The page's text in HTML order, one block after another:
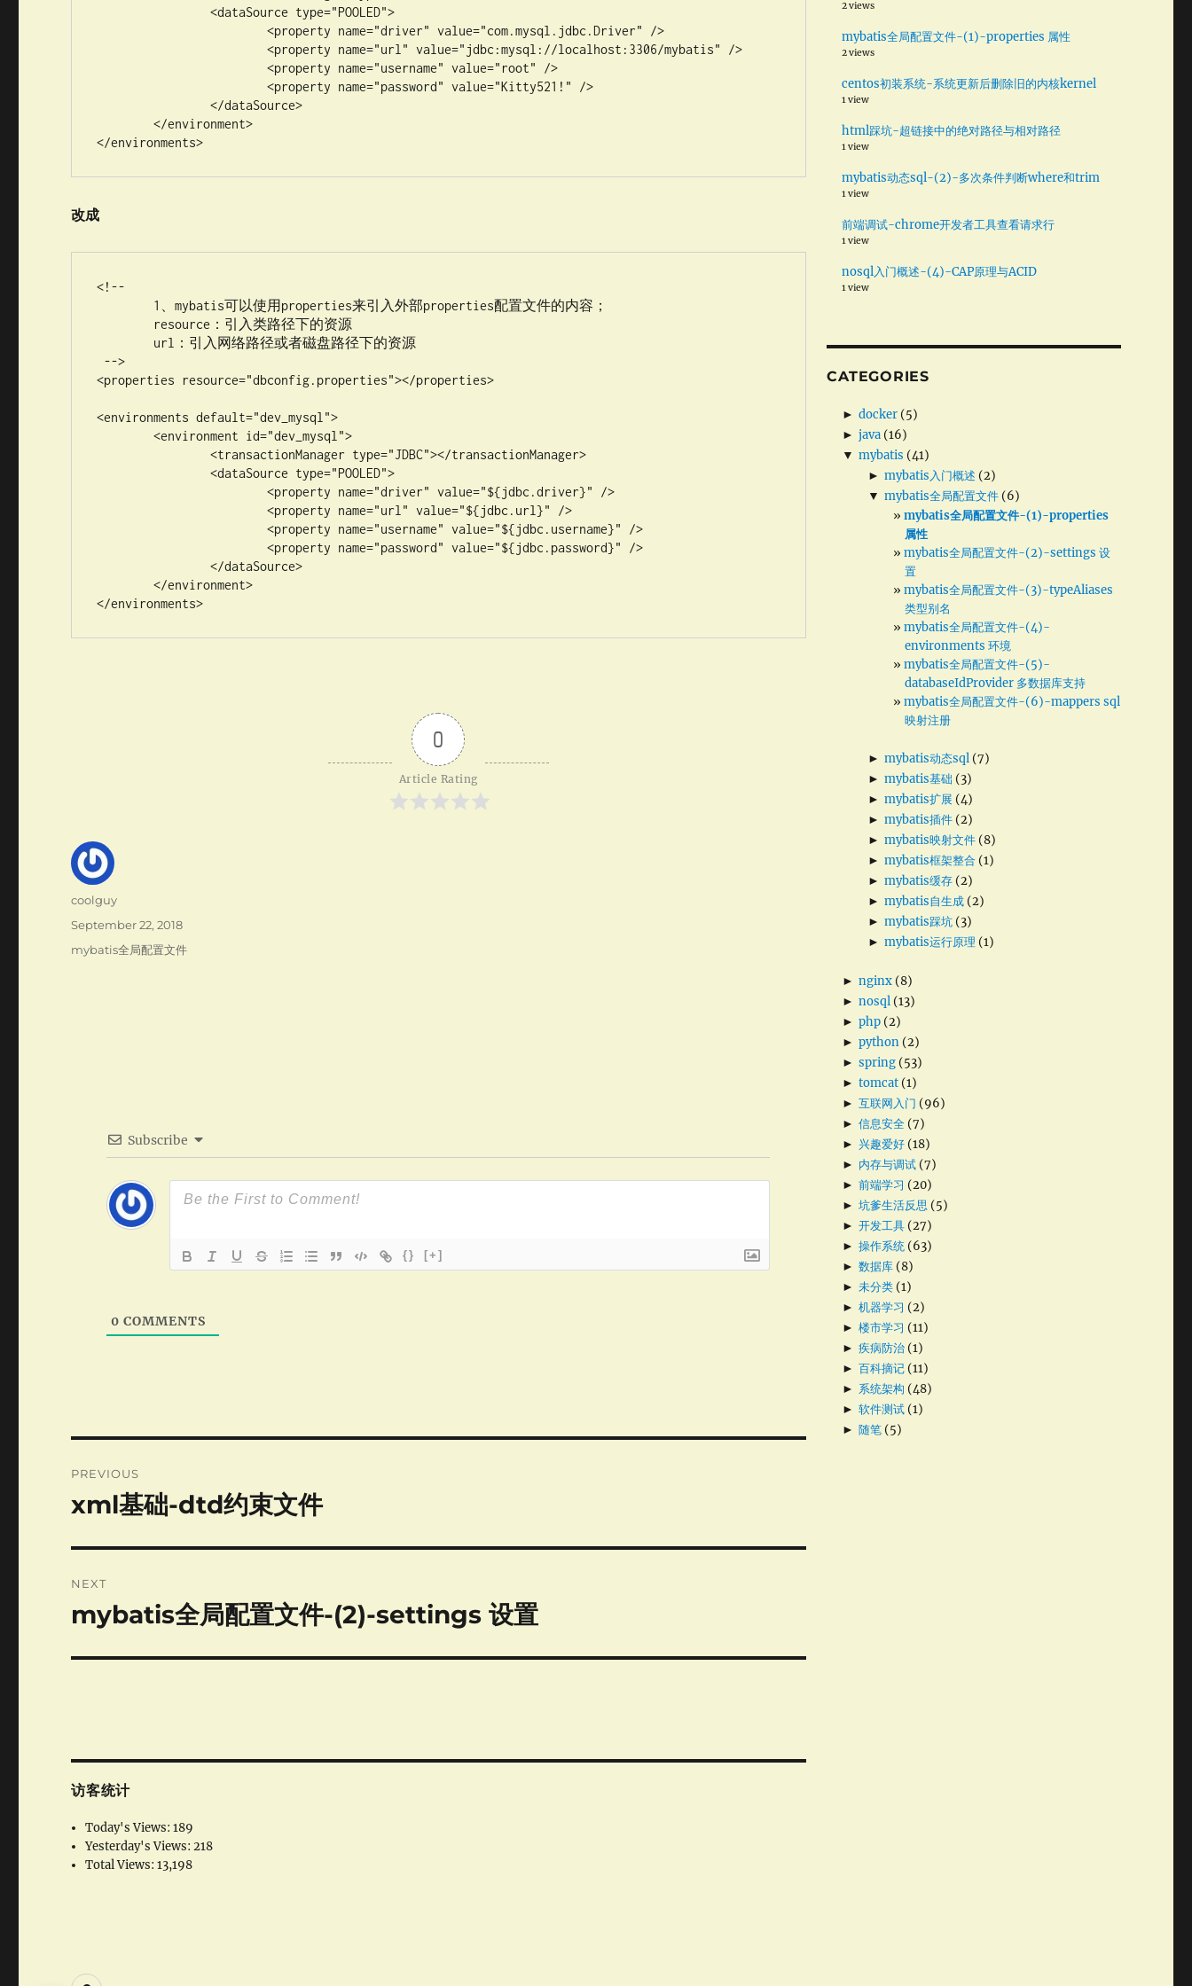
		<dataSource type="POOLED">
			<property name="driver" value="com.mysql.jdbc.Driver" />
			<property name="url" value="jdbc:mysql://localhost:3306/mybatis" />
			<property name="username" value="root" />
			<property name="password" value="Kitty521!" />
		</dataSource>
	</environment>
</environments>
改成
<!--
<properties resource="dbconfig.properties"></properties>
<environments default="dev_mysql">
	<environment id="dev_mysql">
		<transactionManager type="JDBC"></transactionManager>
		<dataSource type="POOLED">
			<property name="driver" value="${jdbc.driver}" />
			<property name="url" value="${jdbc.url}" />
			<property name="username" value="${jdbc.username}" />
			<property name="password" value="${jdbc.password}" />
		</dataSource>
	</environment>
</environments>
0
Article Rating
Author
coolguy
Posted
September 22, 2018
Categories
mybatis全局配置文件
Subscribe
{} [+]
0 COMMENTS
navigation
PREVIOUS
Previous
xml基础-dtd约束文件
NEXT
Next
mybatis全局配置文件-(2)-settings 设置
访客统计
Today's Views:189
Yesterday's Views:218
Total Views:13,198
2 views
mybatis全局配置文件-(1)-properties 属性
2 views
centos初装系统-系统更新后删除旧的内核kernel
1 view
html踩坑-超链接中的绝对路径与相对路径
1 view
mybatis动态sql-(2)-多次条件判断where和trim
1 view
前端调试-chrome开发者工具查看请求行
1 view
nosql入门概述-(4)-CAP原理与ACID
1 view
CATEGORIES
► docker(5)
► java(16)
▼ mybatis (41)
► mybatis入门概述 (2)
▼ mybatis全局配置文件(6)
mybatis全局配置文件-(1)-properties
属性
mybatis全局配置文件-(2)-settings 设
置
mybatis全局配置文件-(3)-typeAliases
类型别名
mybatis全局配置文件-(4)-
environments 环境
mybatis全局配置文件-(5)-
databaseIdProvider 多数据库支持
mybatis全局配置文件-(6)-mappers sql
映射注册
► mybatis动态sql(7)
► mybatis基础 (3)
► mybatis扩展 (4)
► mybatis插件(2)
► mybatis映射文件(8)
► mybatis框架整合(1)
► mybatis缓存(2)
► mybatis自生成(2)
► mybatis踩坑(3)
► mybatis运行原理 (1)
► nginx(8)
► nosql(13)
► php(2)
► python(2)
► spring(53)
► tomcat(1)
► 互联网入门 (96)
► 信息安全(7)
► 兴趣爱好(18)
► 内存与调试(7)
► 前端学习 (20)
► 坑爹生活反思 (5)
► 开发工具(27)
► 操作系统(63)
► 数据库(8)
► 未分类(1)
► 机器学习 (2)
► 楼市学习 (11)
► 疾病防治(1)
► 百科摘记(11)
► 系统架构 (48)
► 软件测试(1)
► 随笔(5)